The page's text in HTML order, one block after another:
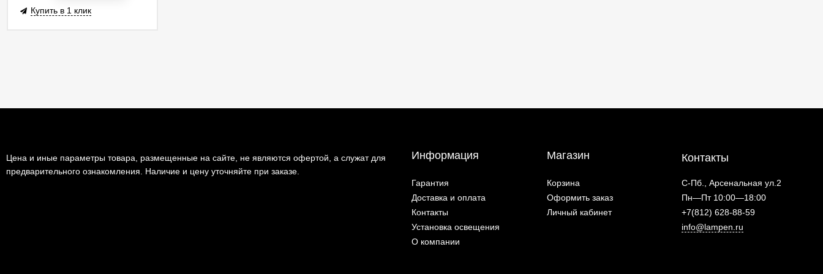
Купить в 1 клик
Цена и иные параметры товара, размещенные на сайте, не являются офертой, а служат для
предварительного ознакомления. Наличие и цену уточняйте при заказе.
Информация
Гарантия
Доставка и оплата
Контакты
Установка освещения
О компании
Магазин
Корзина
Оформить заказ
Личный кабинет
Контакты
С-Пб., Арсенальная ул.2
Пн—Пт 10:00—18:00
+7(812) 628-88-59
info@lampen.ru